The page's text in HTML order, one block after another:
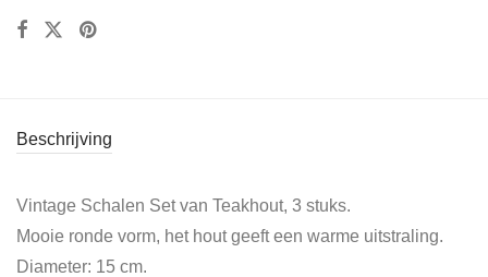
Beschrijving
Vintage Schalen Set van Teakhout, 3 stuks.
Mooie ronde vorm, het hout geeft een warme uitstraling.
Diameter: 15 cm.